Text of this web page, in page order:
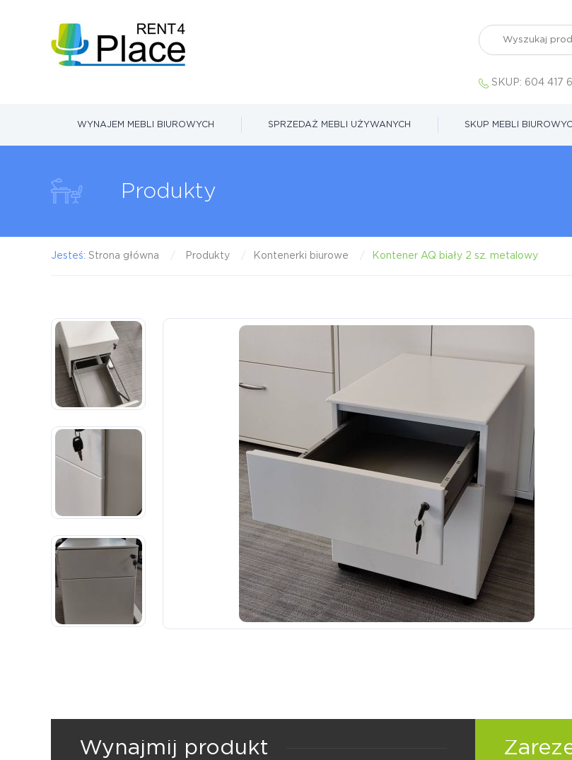
SKUP: 604 417
WYNAJEM MEBLI BIUROWYCH SPRZEDAŻ MEBLI UŻYWANYCH SKUP MEBLI
Produkty
Jesteś: Strona główna Produkty Kontenerki biurowe Kontener AQ biały 2 sz. metalowy
Wynajmij produkt